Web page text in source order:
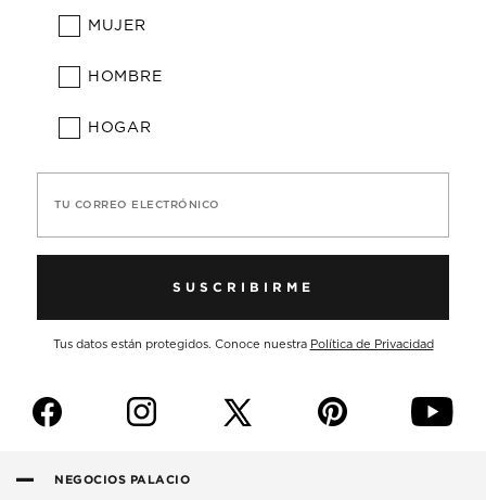
MUJER
HOMBRE
HOGAR
TU CORREO ELECTRÓNICO
SUSCRIBIRME
Tus datos están protegidos. Conoce nuestra Política de Privacidad
f i p y
NEGOCIOS PALACIO